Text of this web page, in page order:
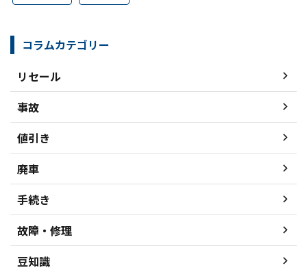
コラムカテゴリー
リセール
事故
値引き
廃車
手続き
故障・修理
豆知識